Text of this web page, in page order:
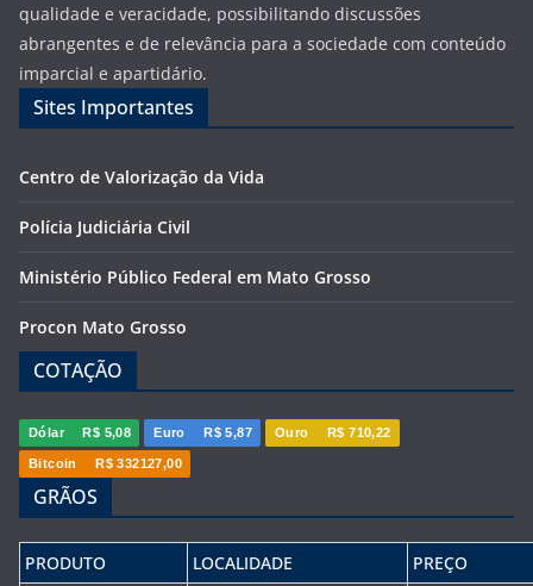
qualidade e veracidade, possibilitando discussões
abrangentes e de relevância para a sociedade com conteúdo
imparcial e apartidário.
Sites Importantes
Centro de Valorização da Vida
Polícia Judiciária Civil
Ministério Público Federal em Mato Grosso
Procon Mato Grosso
COTAÇÃO
Dólar R$ 5,08 Euro R$ 5,87 Ouro R$ 710,22
Bitcoin R$ 332127,00
GRÃOS
PRODUTO LOCALIDADE
PREÇO